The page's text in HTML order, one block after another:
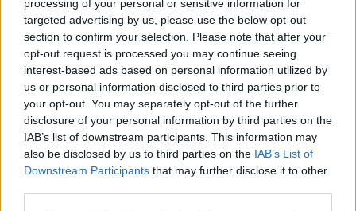
processing of your personal or sensitive information for
targeted advertising by us, please use the below opt-out
section to confirm your selection. Please note that after your
opt-out request is processed you may continue seeing
interest-based ads based on personal information utilized by
us or personal information disclosed to third parties prior to
your opt-out. You may separately opt-out of the further
disclosure of your personal information by third parties on the
IAB’s list of downstream participants. This information may
also be disclosed by us to third parties on the IAB’s List of
Downstream Participants that may further disclose it to other
29 Σεπτεμβρίου στο νοσοκομείο με
έντονους πόνουςστην κοιλιακή χώρα. Η
αντιμετώπιση τωνγιατρών ήταν «εντελώς
πρόχειρη» και την έδιωξαν χωρίς καν να
κάνουν υπέρηχο.
ΔΙΑΒΑΣΤΕ ΕΠΙΣΗΣ